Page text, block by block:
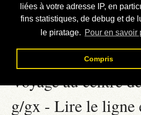
liées à votre adresse IP, en
fins statistiques, de debug et de
le piratage. Pour en savoir
Compris
Liens externes
Téléchargement
Contact
Voyage au centre
g/gx - Lire le ligne